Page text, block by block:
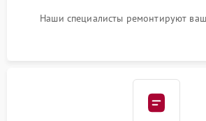
Наши специалисты ремонтируют